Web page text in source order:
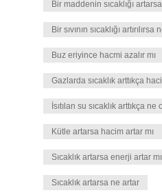
Bir maddenin sıcaklığı
Bir sıvının sıcaklığı artırılırsa
Buz eriyince hacmi azalır mı
Gazlarda sıcaklık arttıkça
İsıtılan su sıcaklık arttıkça ne
Kütle artarsa hacim artar mı
Sıcaklık artarsa enerji artar mı
Sıcaklık artarsa ne artar